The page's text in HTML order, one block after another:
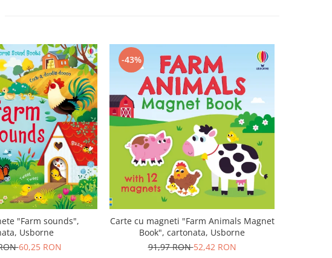
"Farm sounds",
Usborne
60,25 RON
-43%
Carte cu magneti "Farm Animals Magnet
Book", cartonata, Usborne
91,97 RON52,42 RON